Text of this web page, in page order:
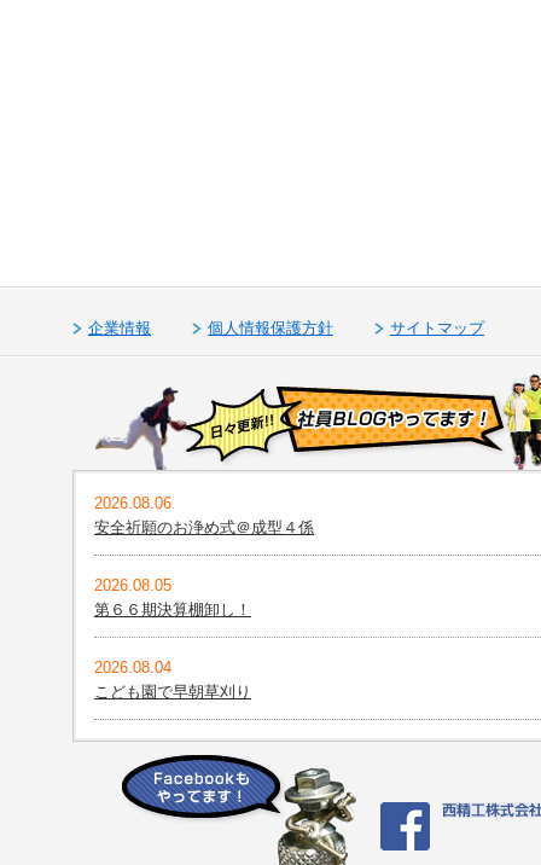
企業情報 個人情報保護方針 サイトマップ
2026.08.06
安全祈願のお浄め式＠成型４係
2026.08.05
第６６期決算棚卸し！
2026.08.04
こども園で早朝草刈り